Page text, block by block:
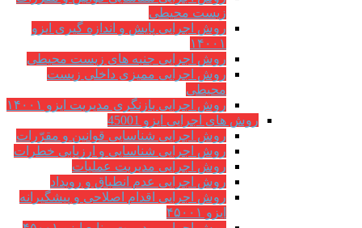
زیست محیطی
روش اجرایی پایش و اندازه گیری ایزو
۱۴۰۰۱
روش اجرایی جنبه های زیست محیطی
روش اجرایی ممیزی داخلی زیست
محیطی
روش اجرایی بازنگری مدیریت ایزو ۱۴۰۰۱
روش های اجرایی ایزو 45001
روش اجرایی شناسایی قوانین و مقرّرات
روش اجرایی شناسایی و ارزیابی خطرات
روش اجرایی مدیریت عملیات
روش اجرایی عدم انطباق و رویداد
روش اجرایی اقدام اصلاحی و پیشگیرانه
ایزو ۴۵۰۰۱